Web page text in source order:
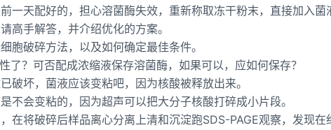
一天配好的，担心溶菌酶失效，重新称取冻干粉末，直接加入菌
高手解答，并介绍优化的方案。
胞破碎方法，以及如何确定最佳条件。
了？可否配成浓缩液保存溶菌酶，如果可以，应如何保存？
破坏，菌液应该变粘吧，因为核酸被释放出来。
不会变粘的，因为超声可以把大分子核酸打碎成小片段。
在将破碎后样品离心分离上清和沉淀跑SDS-PAGE观察，发现